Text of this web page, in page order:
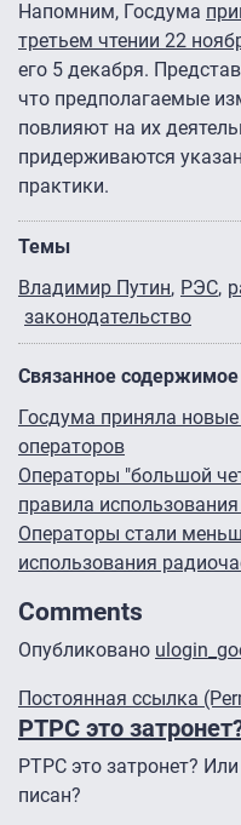
Напомним, Госдума
третьем чтении 22
его 5 декабря.
что предполагаемые
повлияют на их
придерживаются
практики.
Темы
Владимир Путин РЭС
законодательство
Связанное содержимое
Госдума приняла
операторов
Операторы "большой
правила
Операторы стали
использования
Comments
Опубликовано
Постоянная ссылка
РТРС это
РТРС это затронет?
писан?